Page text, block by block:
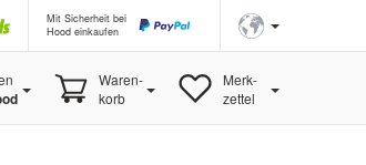
Mit Sicherheit bei
Hood einkaufen
Waren-
korb
Merk-
zettel